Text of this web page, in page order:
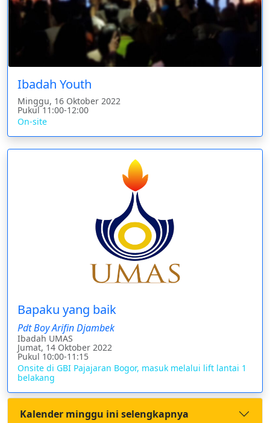
Ibadah Youth
Minggu, 16 Oktober 2022
Pukul 11:00-12:00
On-site
Bapaku yang baik
Pdt Boy Arifin Djambek
Ibadah UMAS
Jumat, 14 Oktober 2022
Pukul 10:00-11:15
Onsite di GBI Pajajaran Bogor, masuk melalui lift lantai 1
belakang
Kalender minggu ini selengkapnya